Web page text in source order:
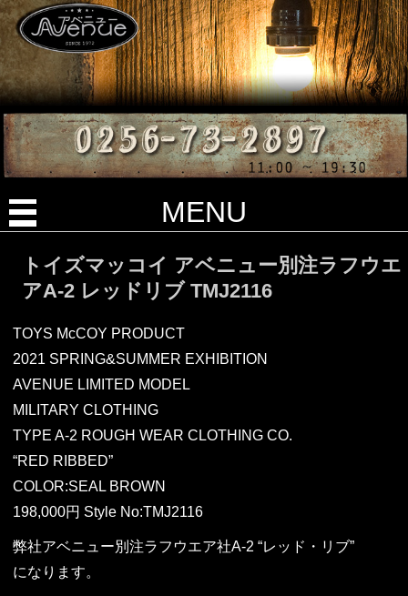
MENU
トイズマッコイ アベニュー別注ラフウエ
アA-2 レッドリブ TMJ2116
TOYS McCOY PRODUCT
2021 SPRING&SUMMER EXHIBITION
AVENUE LIMITED MODEL
MILITARY CLOTHING
TYPE A-2 ROUGH WEAR CLOTHING CO.
“RED RIBBED”
COLOR:SEAL BROWN
198,000円 Style No:TMJ2116
弊社アベニュー別注ラフウエア社A-2 “レッド・リブ”
になります。